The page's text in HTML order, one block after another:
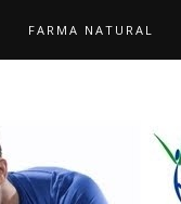
FARMA NATURAL